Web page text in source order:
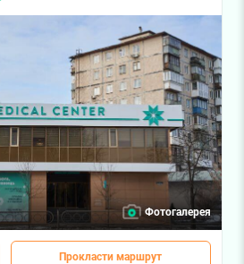
Фотогалерея
Прокласти маршрут